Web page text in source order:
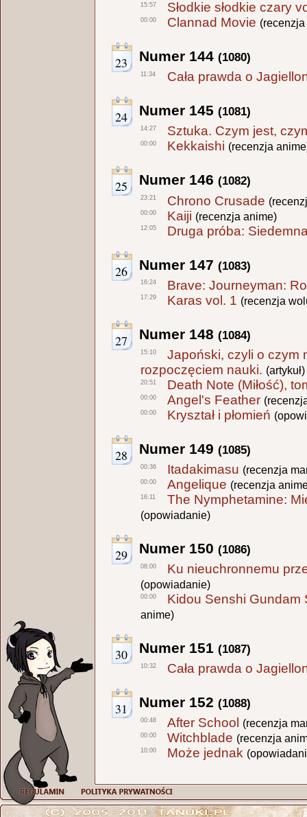
15:57 Słodkie słodkie czary
00:00 Clannad Movie
23 Numer 144 (1080)
11:34 Cała prawda o
24 Numer 145 (1081)
14:27 Sztuka. Czym jest,
00:00 Kekkaishi (recenzja
25 Numer 146 (1082)
23:21 Chrono Crusade
00:00 Kaiji (recenzja anime)
12:05 Druga próba:
26 Numer 147 (1083)
16:24 Brave: Journeyman:
17:29 Karas vol. 1 (recenzja
27 Numer 148 (1084)
15:10
Japoński, czyli o czym
rozpoczęciem nauki. (artykuł)
20:51 Death Note (Miłość),
00:00 Angel's Feather
00:00 Kryształ i płomień
28 Numer 149 (1085)
00:36 Itadakimasu (recenzja
00:00 Angelique (recenzja
16:11 The Nymphetamine:
(opowiadanie)
29 Numer 150 (1086)
08:00 Ku nieuchronnemu
(opowiadanie)
00:00 Kidou Senshi Gundam
anime)
30 Numer 151 (1087)
10:32 Cała prawda o
31 Numer 152 (1088)
00:48 After School (recenzja
00:00 Witchblade (recenzja
10:00 Może jednak